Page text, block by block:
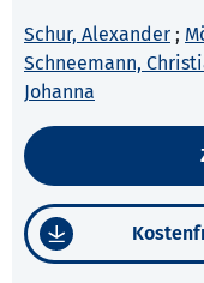
Schur, Alexander ;
Schneemann,
Johanna